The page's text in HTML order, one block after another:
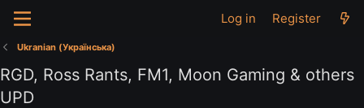
Log in Register
Ukranian (Українська)
RGD, Ross Rants, FM1, Moon Gaming & others
UPD